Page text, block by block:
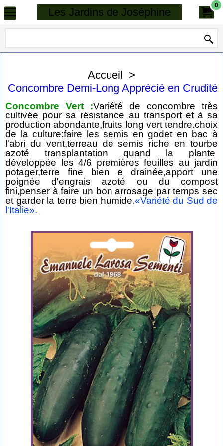
Les Jardins de Joséphine
0
Accueil >
Concombre Demi-Long Apprécié en Crudité
Concombre Vert :Variété de concombre très
cultivée pour sa résistance au transport et à sa
production abondante,fruits long vert tendre.choix
de la culture:faire les semis en godet en bac à
l'abri du vent,terreau de semis riche en tourbe
azoté transplantation quand la plante
développée les 4/6 premières feuilles au jardin
potager,terre fine bien e drainée,apport une
poignée d'engrais azoté ou du compost
fini,penser à faire un bon arrosage par temps sec
et garder la terre bien humide.«Variété du Sud de
l'Italie».